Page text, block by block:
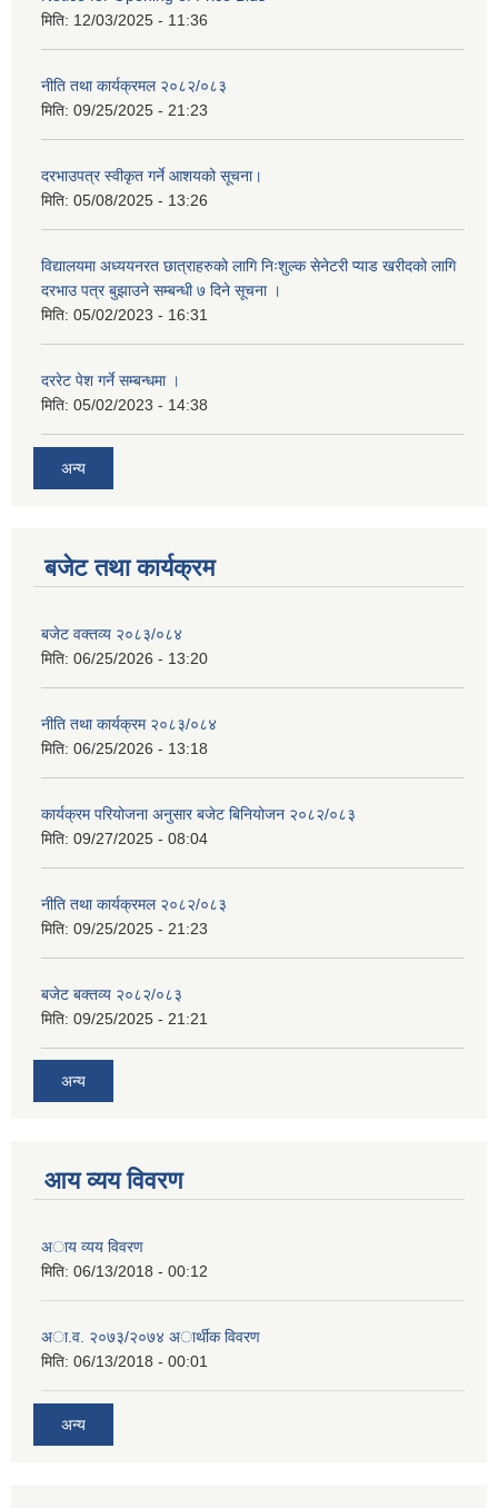
मिति: 12/03/2025 - 11:36
नीति तथा कार्यक्रमल २०८२/०८३
मिति: 09/25/2025 - 21:23
दरभाउपत्र स्वीकृत गर्ने आशयको सूचना।
मिति: 05/08/2025 - 13:26
विद्यालयमा अध्ययनरत छात्राहरुको लागि निःशुल्क सेनेटरी प्याड खरीदको लागि
दरभाउ पत्र बुझाउने सम्बन्धी ७ दिने सूचना ।
मिति: 05/02/2023 - 16:31
दररेट पेश गर्ने सम्बन्धमा ।
मिति: 05/02/2023 - 14:38
अन्य
बजेट तथा कार्यक्रम
बजेट वक्तव्य २०८३/०८४
मिति: 06/25/2026 - 13:20
नीति तथा कार्यक्रम २०८३/०८४
मिति: 06/25/2026 - 13:18
कार्यक्रम परियोजना अनुसार बजेट बिनियोजन २०८२/०८३
मिति: 09/27/2025 - 08:04
नीति तथा कार्यक्रमल २०८२/०८३
मिति: 09/25/2025 - 21:23
बजेट बक्तव्य २०८२/०८३
मिति: 09/25/2025 - 21:21
अन्य
आय व्यय विवरण
अाय व्यय विवरण
मिति: 06/13/2018 - 00:12
अा.व. २०७३/२०७४ अार्थीक विवरण
मिति: 06/13/2018 - 00:01
अन्य